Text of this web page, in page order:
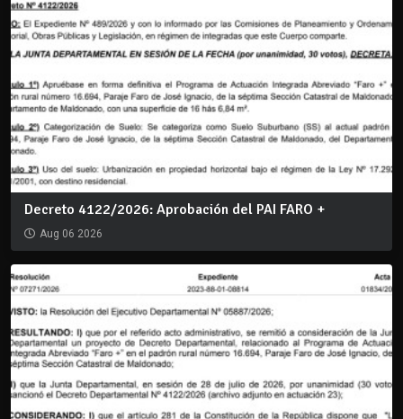
Decreto 4122/2026: Aprobación del PAI FARO +
Aug 06 2026